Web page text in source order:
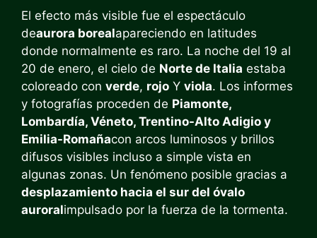
El efecto más visible fue el espectáculo
deaurora borealapareciendo en latitudes
donde normalmente es raro. La noche del 19 al
20 de enero, el cielo de Norte de Italia estaba
coloreado con verde, rojo Y viola. Los informes
y fotografías proceden de Piamonte,
Lombardía, Véneto, Trentino-Alto Adigio y
Emilia-Romañacon arcos luminosos y brillos
difusos visibles incluso a simple vista en
algunas zonas. Un fenómeno posible gracias a
desplazamiento hacia el sur del óvalo
auroralimpulsado por la fuerza de la tormenta.